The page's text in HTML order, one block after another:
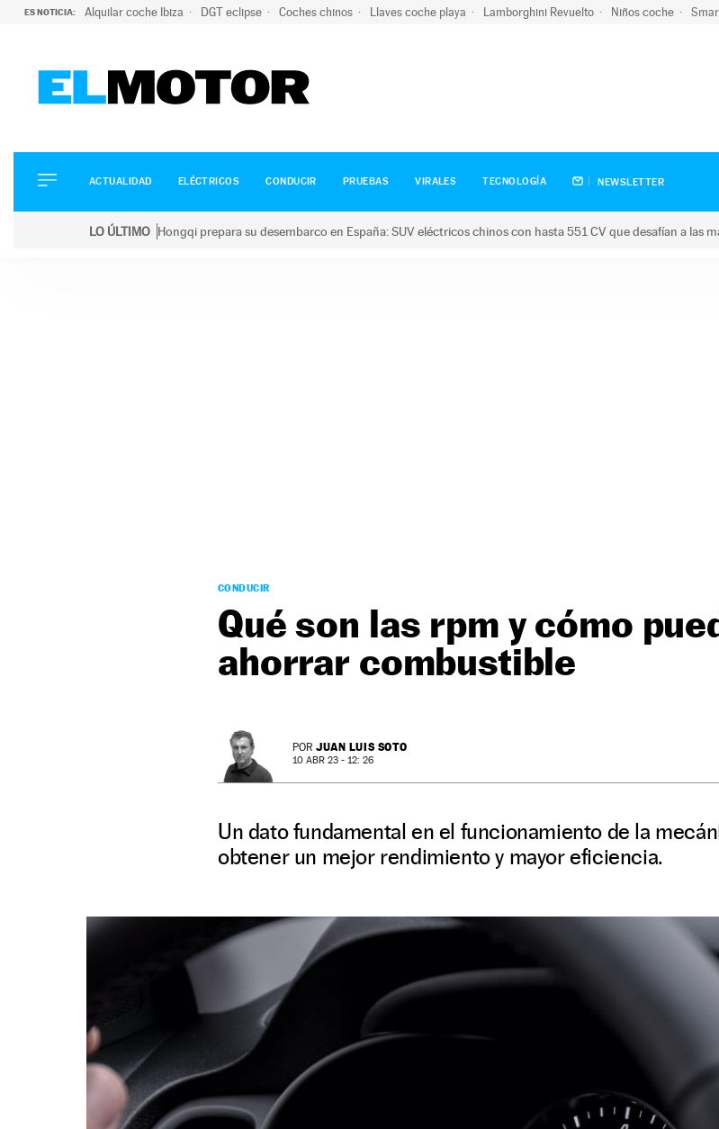
ES NOTICIA: Alquilar coche Ibiza DGT eclipse Coches chinos Llaves coche playa Lamborghini Revuelto Niños coche
ELÉCTRICOS
CONDUCIR
ACTUALIDAD ELÉCTRICOS CONDUCIR PRUEBAS VIRALES TECNOLOGÍA NEWSLETTER
LO ÚLTIMO Hongqi prepara su desembarco en España: SUV eléctricos chinos con hasta 551 CV que desafían a las
CONDUCIR
Qué son las rpm y cómo
ahorrar combustible
POR JUAN LUIS SOTO
10 ABR 23 - 12: 26
Un dato fundamental en el funcionamiento de la
obtener un mejor rendimiento y mayor eficiencia.